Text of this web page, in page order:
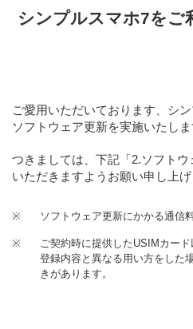
シンプルスマホ7をご
ご愛用いただいております、シ
ソフトウェア更新を実施いたしま
つきましては、下記「2.ソフト
いただきますようお願い申し上げ
※ ソフトウェア更新にかかる通信
※
ご契約時に提供したUSIMカー
登録内容と異なる用い方をした
きがあります。